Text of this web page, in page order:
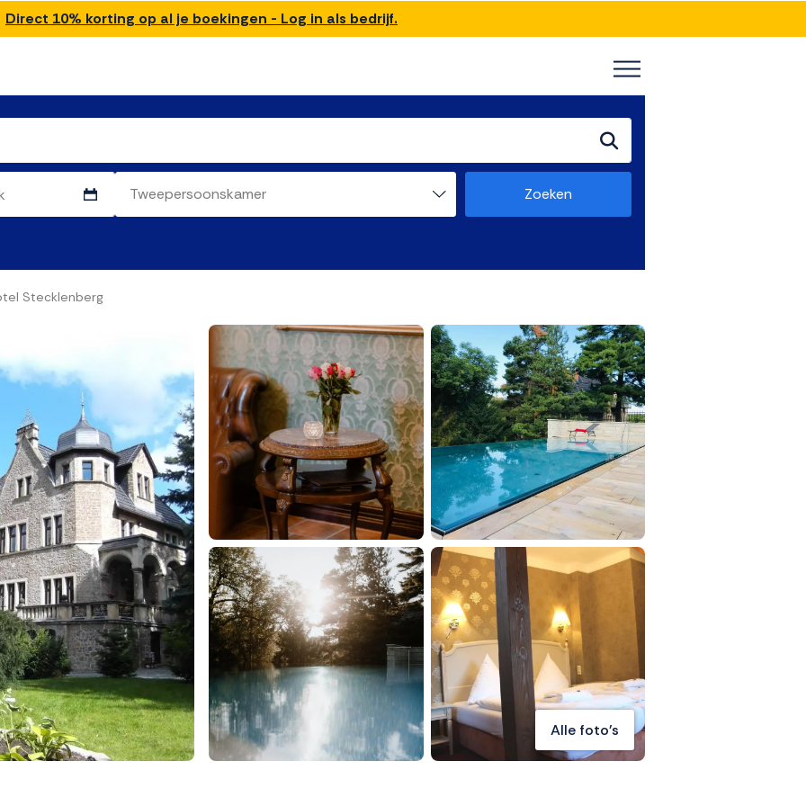
Direct 10% korting op al je boekingen - Log in als bedrijf.
Zoeken
Stecklenberg
Alle foto's